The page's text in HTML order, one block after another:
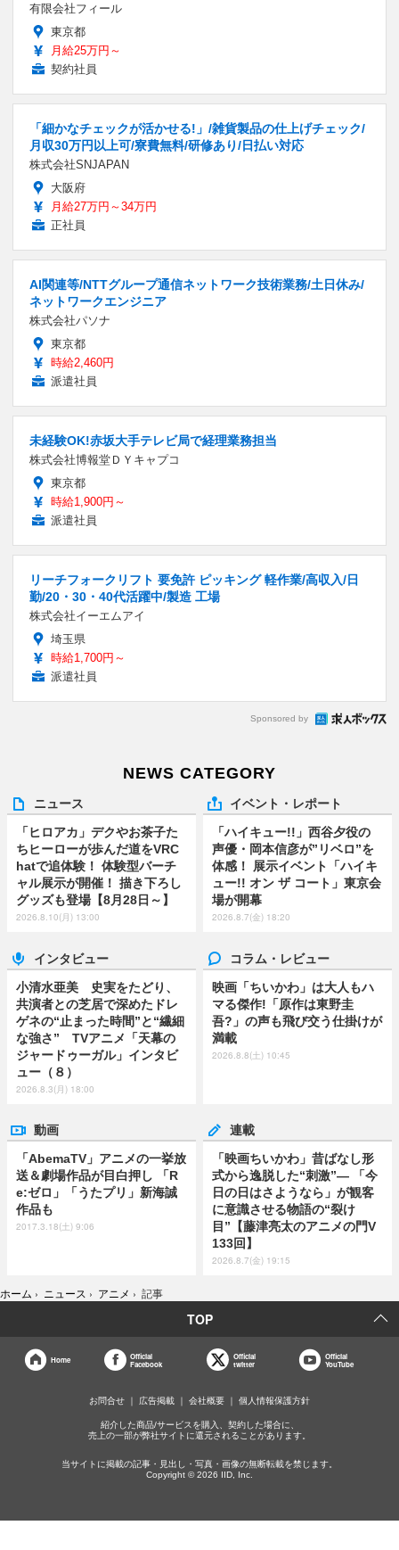
有限会社フィール
東京都
月給25万円～
契約社員
「細かなチェックが活かせる!」/雑貨製品の仕上げチェック/
月収30万円以上可/寮費無料/研修あり/日払い対応
株式会社SNJAPAN
大阪府
月給27万円～34万円
正社員
AI関連等/NTTグループ通信ネットワーク技術業務/土日休み/
ネットワークエンジニア
株式会社パソナ
東京都
時給2,460円
派遣社員
未経験OK!赤坂大手テレビ局で経理業務担当
株式会社博報堂ＤＹキャプコ
東京都
時給1,900円～
派遣社員
リーチフォークリフト 要免許 ピッキング 軽作業/高収入/日
勤/20・30・40代活躍中/製造 工場
株式会社イーエムアイ
埼玉県
時給1,700円～
派遣社員
Sponsored by
NEWS CATEGORY
ニュース
「ヒロアカ」デクやお茶子た
ちヒーローが歩んだ道をVRC
hatで追体験！ 体験型バーチ
ャル展示が開催！ 描き下ろし
グッズも登場【8月28日～】
2026.8.10(月) 13:00
イベント・レポート
「ハイキュー!!」西谷夕役の
声優・岡本信彦が”リベロ”を
体感！ 展示イベント「ハイキ
ュー!! オン ザ コート」東京会
場が開幕
2026.8.7(金) 18:20
インタビュー
小清水亜美 史実をたどり、
共演者との芝居で深めたドレ
ゲネの“止まった時間”と“繊細
な強さ” TVアニメ「天幕の
ジャードゥーガル」インタビ
ュー（８）
2026.8.3(月) 18:00
コラム・レビュー
映画「ちいかわ」は大人もハ
マる傑作!「原作は東野圭
吾?」の声も飛び交う仕掛けが
満載
2026.8.8(土) 10:45
動画
「AbemaTV」アニメの一挙放
送＆劇場作品が目白押し 「R
e:ゼロ」「うたプリ」新海誠
作品も
2017.3.18(土) 9:06
連載
「映画ちいかわ」昔ばなし形
式から逸脱した“刺激”― 「今
日の日はさようなら」が観客
に意識させる物語の“裂け
目”【藤津亮太のアニメの門V
133回】
2026.8.7(金) 19:15
ホーム › ニュース › アニメ › 記事
TOP
Home
Official
Facebook
Official
twitter
Official
YouTube
お問合せ 広告掲載 会社概要 個人情報保護方針
紹介した商品/サービスを購入、契約した場合に、
売上の一部が弊社サイトに還元されることがあります。
当サイトに掲載の記事・見出し・写真・画像の無断転載を禁じます。
Copyright © 2026 IID, Inc.